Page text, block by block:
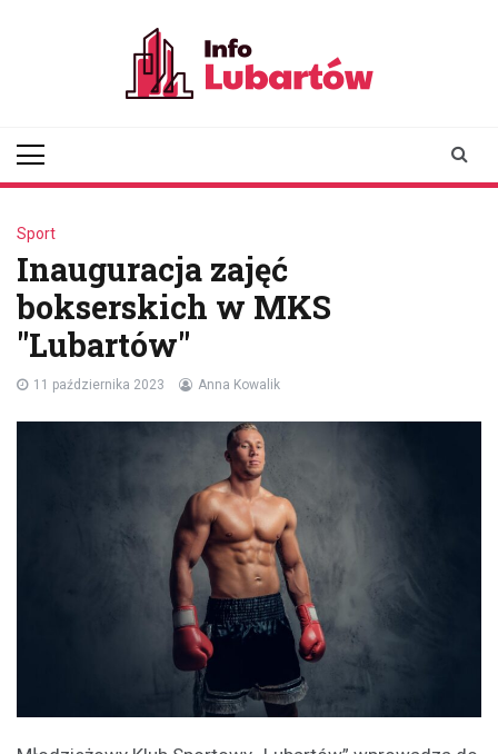
Sport
Inauguracja zajęć
bokserskich w MKS
"Lubartów"
11 października 2023 Anna Kowalik